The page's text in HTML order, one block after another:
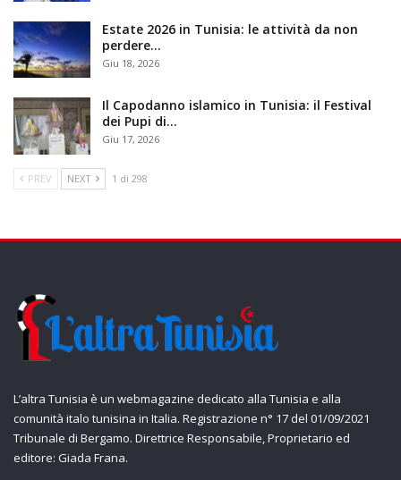
Estate 2026 in Tunisia: le attività da non
perdere…
Giu 18, 2026
Il Capodanno islamico in Tunisia: il Festival
dei Pupi di…
Giu 17, 2026
PREV NEXT 1 di 298
L’altra Tunisia è un webmagazine dedicato alla Tunisia e alla
comunità italo tunisina in Italia. Registrazione n° 17 del 01/09/2021
Tribunale di Bergamo. Direttrice Responsabile, Proprietario ed
editore: Giada Frana.